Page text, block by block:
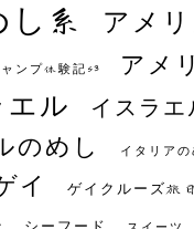
し系 アメリ
ンプ体験記S3 アメ
エル イスラエ
のめし イタリアの
イ ゲイクルーズ旅
シーフード スイーツ